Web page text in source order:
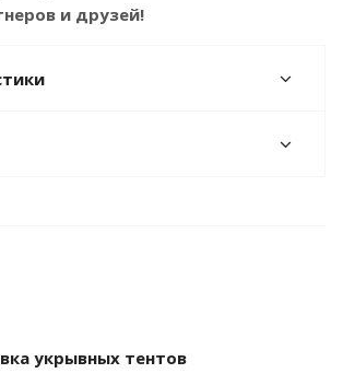
и друзей!
укрывных тентов